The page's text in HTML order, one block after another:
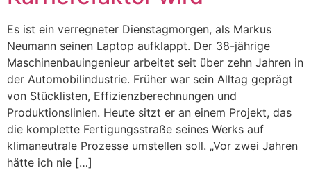
Es ist ein verregneter Dienstagmorgen, als Markus
Neumann seinen Laptop aufklappt. Der 38-jährige
Maschinenbauingenieur arbeitet seit über zehn Jahren in
der Automobilindustrie. Früher war sein Alltag geprägt
von Stücklisten, Effizienzberechnungen und
Produktionslinien. Heute sitzt er an einem Projekt, das
die komplette Fertigungsstraße seines Werks auf
klimaneutrale Prozesse umstellen soll. „Vor zwei Jahren
hätte ich nie […]